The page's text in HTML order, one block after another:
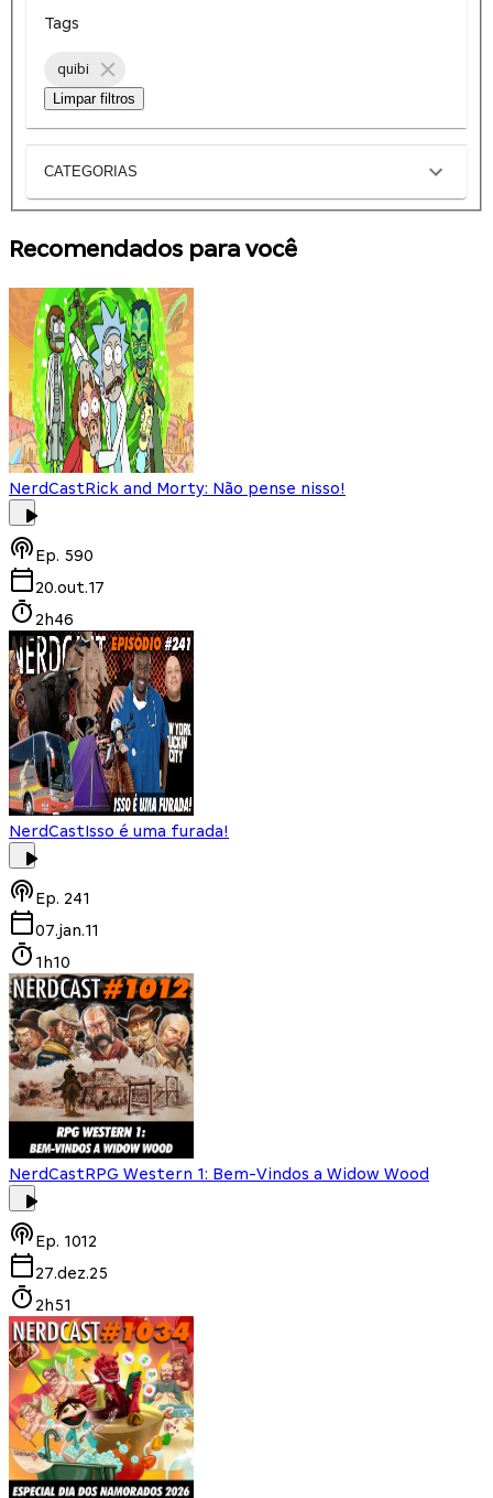
Tags
quibi
Limpar filtros
CATEGORIAS
Recomendados para você
NerdCastRick and Morty: Não pense nisso!
Ep. 590
20.out.17
2h46
NerdCastIsso é uma furada!
Ep. 241
07.jan.11
1h10
NerdCastRPG Western 1: Bem-Vindos a Widow Wood
Ep. 1012
27.dez.25
2h51